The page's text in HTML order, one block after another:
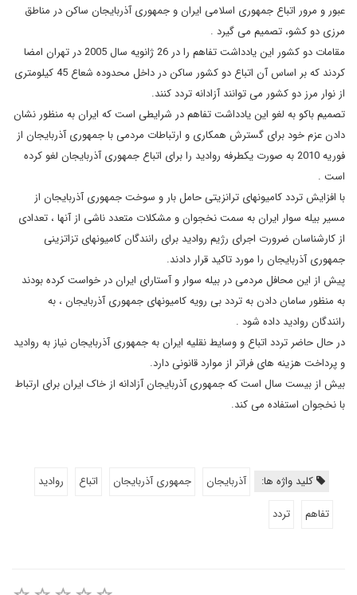
عبور و مرور اتباع جمهوری اسلامی ایران و جمهوری آذربایجان ساکن در مناطق
مرزی دو کشو، تصمیم می گیرد .
مقامات دو کشور این یادداشت تفاهم را در 26 ژانویه سال 2005 در تهران امضا
کردند که بر اساس آن اتباع دو کشور ساکن در داخل محدوده شعاع 45 کیلومتری
از نوار مرز دو کشور می توانند آزادانه تردد کنند.
تصمیم باکو به لغو این یادداشت تفاهم در شرایطی است که ایران به منظور نشان
دادن عزم خود برای گسترش همکاری و ارتباطات مردمی با جمهوری آذربایجان از
فوریه 2010 به صورت یکطرفه روادید را برای اتباع جمهوری آذربایجان لغو کرده
است .
با افزایش تردد کامیونهای ترانزیتی حامل بار و سوخت جمهوری آذربایجان از
مسیر بیله سوار ایران به سمت نخجوان و مشکلات متعدد ناشی از آنها ، تعدادی
از کارشناسان ضرورت اجرای رژیم روادید برای رانندگان کامیونهای تزاتزینی
جمهوری آذربایجان را مورد تاکید قرار دادند.
پیش از این محافل مردمی در بیله سوار و آستارای ایران در خواست کرده بودند
به منظور سامان دادن به تردد بی رویه کامیونهای جمهوری آذربایجان ، به
رانندگان روادید داده شود .
در حال حاضر تردد اتباع و وسایط نقلیه ایران به جمهوری آذربایجان نیاز به روادید
و پرداخت هزینه های فراتر از موارد قانونی دارد.
بیش از بیست سال است که جمهوری آذربایجان آزادانه از خاک ایران برای ارتباط
با نخجوان استفاده می کند.
کلید واژه ها: آذربایجان جمهوری آذربایجان اتباع
روادید
تفاهم
تردد